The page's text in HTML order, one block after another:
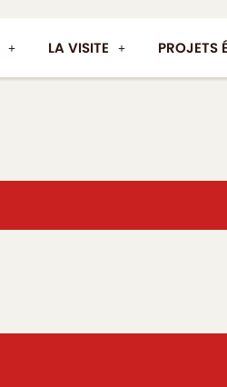
LA VISITE PROJETS